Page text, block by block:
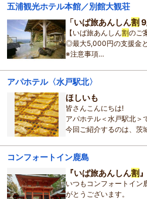
五浦観光ホテル本館／別館大観荘
「いば旅あんしん割
【いば旅あんしん割のご
◎最大5,000円の支援金
※注意事項
ご利用には条件がござ
「いば旅あんしん
査
アパホテル〈水戸駅北〉
ほしいも
皆さんこんにちは!
アパホテル＜水戸駅北＞
今回ご紹介するのは、茨
以上
か
コンフォートイン鹿島
『いば旅あんしん割
いつもコンフォートイン
がとうございます。